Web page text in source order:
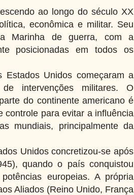
ao longo do século XX
econômica e militar. Seu
Marinha de guerra, com a
posicionadas em todos os
Estados Unidos começaram a
intervenções militares. O
do continente americano é
controle para evitar a influência
mundiais, principalmente da
Unidos concretizou-se após
quando o país conquistou
europeias. A própria
Aliados (Reino Unido, França